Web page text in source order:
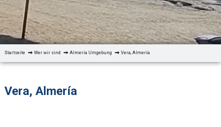
Startseite Wer wir sind Almería Umgebung Vera, Almería
Vera, Almería